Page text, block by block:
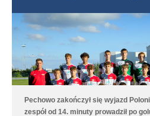
Pechowo zakończył się wyjazd
zespół od 14. minuty prowadził po